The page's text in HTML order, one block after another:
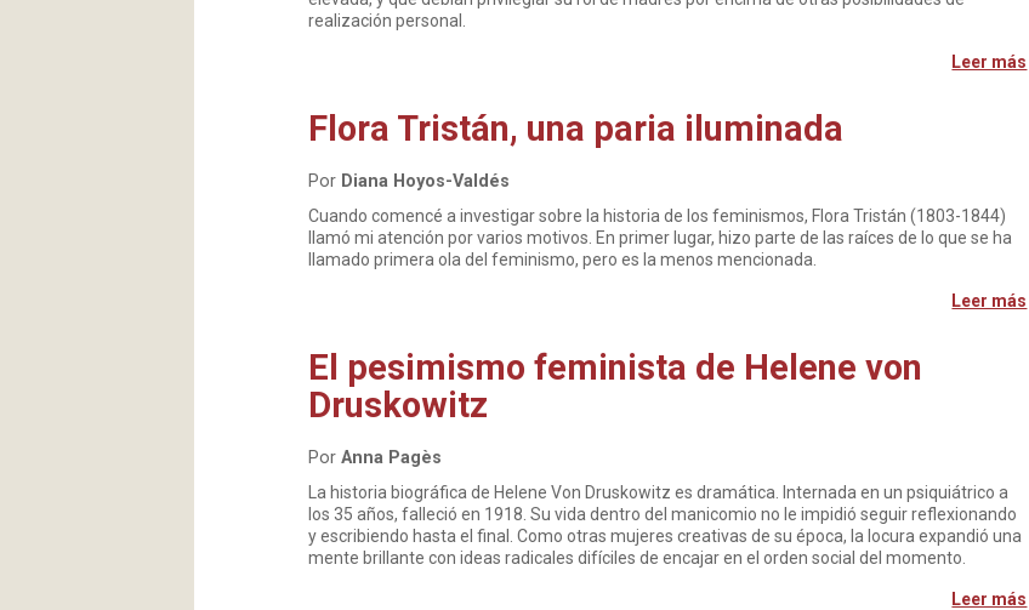
realización personal.
Leer más
Flora Tristán, una paria iluminada
Por Diana Hoyos-Valdés
Cuando comencé a investigar sobre la historia de los feminismos, Flora Tristán (1803-1844)
llamó mi atención por varios motivos. En primer lugar, hizo parte de las raíces de lo que se ha
llamado primera ola del feminismo, pero es la menos mencionada.
Leer más
El pesimismo feminista de Helene von
Druskowitz
Por Anna Pagès
La historia biográfica de Helene Von Druskowitz es dramática. Internada en un psiquiátrico a
los 35 años, falleció en 1918. Su vida dentro del manicomio no le impidió seguir reflexionando
y escribiendo hasta el final. Como otras mujeres creativas de su época, la locura expandió una
mente brillante con ideas radicales difíciles de encajar en el orden social del momento.
Leer más